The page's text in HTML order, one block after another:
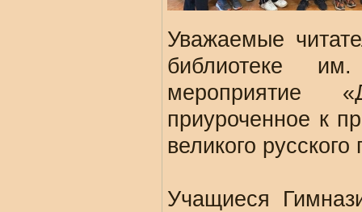
Уважаемые
библиотеке
мероприятие
приуроченное к
великого
Учащиеся